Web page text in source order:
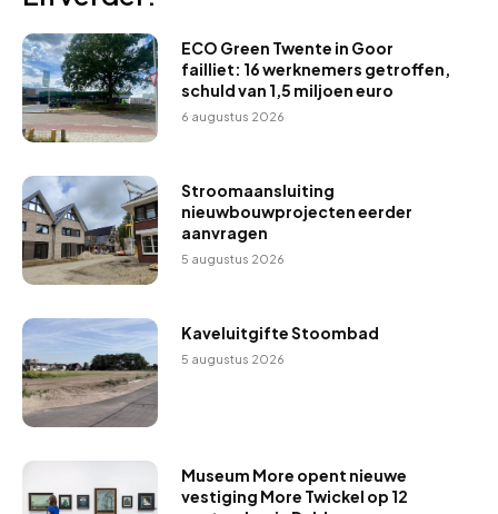
ECO Green Twente in Goor
failliet: 16 werknemers getroffen,
schuld van 1,5 miljoen euro
6 augustus 2026
Stroomaansluiting
nieuwbouwprojecten eerder
aanvragen
5 augustus 2026
Kaveluitgifte Stoombad
5 augustus 2026
Museum More opent nieuwe
vestiging More Twickel op 12